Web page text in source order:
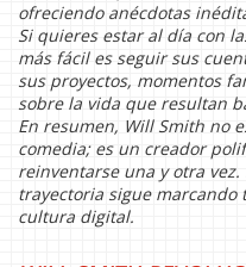
ofreciendo anécdotas
Si quieres estar al día con
más fácil es seguir sus
sus proyectos, momentos
sobre la vida que resultan
En resumen, Will Smith no
comedia; es un creador
reinventarse una y otra
trayectoria sigue marcando
cultura digital.